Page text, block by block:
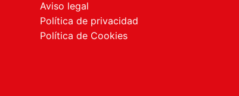
Aviso legal
Política de privacidad
Política de Cookies